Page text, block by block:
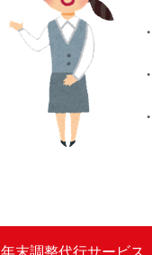
・
・
・
年末調整代行サービス